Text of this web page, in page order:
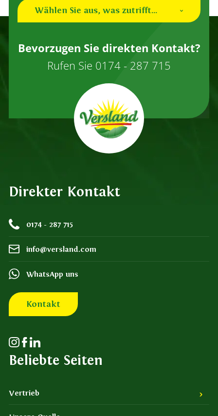
Wählen Sie aus, was zutrifft...
Ich bin ein Käufer
Bevorzugen Sie direkten Kontakt?
Rufen Sie 0174 - 287 715
Direkter Kontakt
0174 - 287 715
info@versland.com
WhatsApp uns
Kontakt
Beliebte Seiten
Vertrieb